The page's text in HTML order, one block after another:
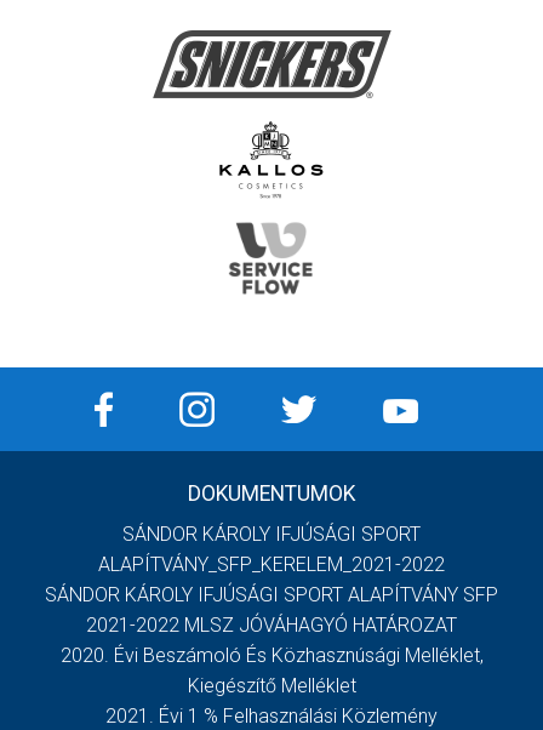
DOKUMENTUMOK
SÁNDOR KÁROLY IFJÚSÁGI SPORT
ALAPÍTVÁNY_SFP_KERELEM_2021-2022
SÁNDOR KÁROLY IFJÚSÁGI SPORT ALAPÍTVÁNY SFP
2021-2022 MLSZ JÓVÁHAGYÓ HATÁROZAT
2020. Évi Beszámoló És Közhasznúsági Melléklet,
Kiegészítő Melléklet
2021. Évi 1 % Felhasználási Közlemény